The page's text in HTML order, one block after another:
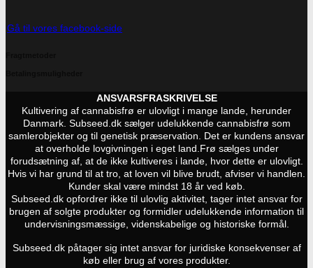
Gå til vores facebook-side
ANSVARSFRASKRIVELSE
Kultivering af cannabisfrø er ulovligt i mange lande, herunder
Danmark. Subseed.dk sælger udelukkende cannabisfrø som
samlerobjekter og til genetisk præservation. Det er kundens ansvar
at overholde lovgivningen i eget land. Frø sælges under
forudsætning af, at de ikke kultiveres i lande, hvor dette er ulovligt.
Hvis vi har grund til at tro, at loven vil blive brudt, afviser vi handlen.
Kunder skal være mindst 18 år ved køb.
Subseed.dk opfordrer ikke til ulovlig aktivitet, tager intet ansvar for
brugen af solgte produkter og formidler udelukkende information til
undervisningsmæssige, videnskabelige og historiske formål.
Subseed.dk påtager sig intet ansvar for juridiske konsekvenser af
køb eller brug af vores produkter.